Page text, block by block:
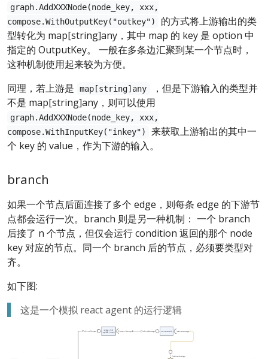
graph.AddXXXNode(node_key, xxx,
compose.WithOutputKey("outkey")
的方式将上游输出的类
型转化为 map[string]any，其中 map 的 key 是 option 中
指定的 OutputKey。 一般在多条边汇聚到某一个节点时，
这种机制使用起来较为方便。
同理，若上游是
map[string]any
，但是下游输入的类型并
不是 map[string]any，则可以使用
graph.AddXXXNode(node_key, xxx,
compose.WithInputKey("inkey")
来获取上游输出的其中一
个 key 的 value，作为下游的输入。
branch
如果一个节点后面连接了多个 edge，则每条 edge 的下游节
点都会运行一次。branch 则是另一种机制： 一个 branch
后接了 n 个节点，但仅会运行 condition 返回的那个 node
key 对应的节点。同一个 branch 后的节点，必须要类型对
齐。
如下图:
这是一个模拟 react agent 的运行逻辑